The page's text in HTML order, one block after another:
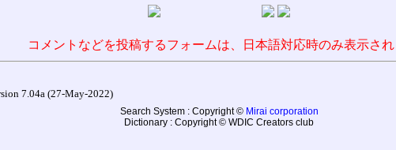
コメントなどを投稿するフォームは、日本語対応時のみ表示さ
7.04a (27-May-2022)
Search System : Copyright © Mirai corporation
Dictionary : Copyright © WDIC Creators club